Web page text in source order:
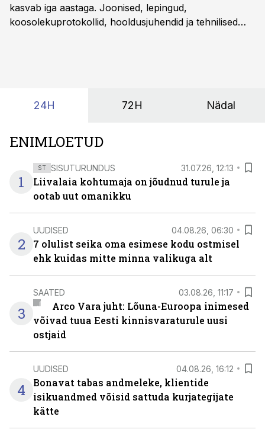
kasvab iga aastaga. Joonised, lepingud,
koosolekuprotokollid, hooldusjuhendid ja tehnilised
24H 72H Nädal
ENIMLOETUD
1
ST SISUTURUNDUS 31.07.26, 12:13
Liivalaia kohtumaja on jõudnud turule ja
ootab uut omanikku
2
UUDISED 04.08.26, 06:30
7 olulist seika oma esimese kodu ostmisel
ehk kuidas mitte minna valikuga alt
3
SAATED 03.08.26, 11:17
Arco Vara juht: Lõuna-Euroopa inimesed
võivad tuua Eesti kinnisvaraturule uusi
ostjaid
4
UUDISED 04.08.26, 16:12
Bonavat tabas andmeleke, klientide
isikuandmed võisid sattuda kurjategijate
kätte